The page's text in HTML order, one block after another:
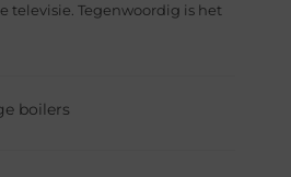
televisie. Tegenwoordig is het
boilers